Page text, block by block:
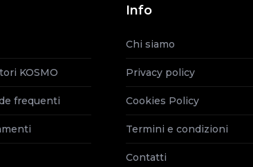
KOSMO
frequenti
Info
Chi siamo
Privacy policy
Cookies Policy
Termini e condizioni
Contatti